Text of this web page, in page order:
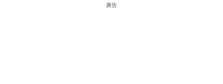
廣告